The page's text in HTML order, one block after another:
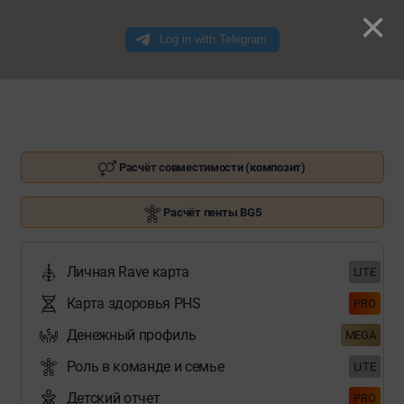
Расчёт совместимости (композит)
Расчёт пенты BG5
Личная Rave карта LITE
Карта здоровья PHS PRO
Денежный профиль MEGA
Роль в команде и семье LITE
Детский отчет PRO
×